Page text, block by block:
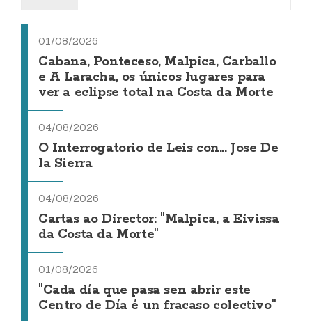
01/08/2026
Cabana, Ponteceso, Malpica, Carballo
e A Laracha, os únicos lugares para
ver a eclipse total na Costa da Morte
04/08/2026
O Interrogatorio de Leis con... Jose De
la Sierra
04/08/2026
Cartas ao Director: "Malpica, a Eivissa
da Costa da Morte"
01/08/2026
"Cada día que pasa sen abrir este
Centro de Día é un fracaso colectivo"